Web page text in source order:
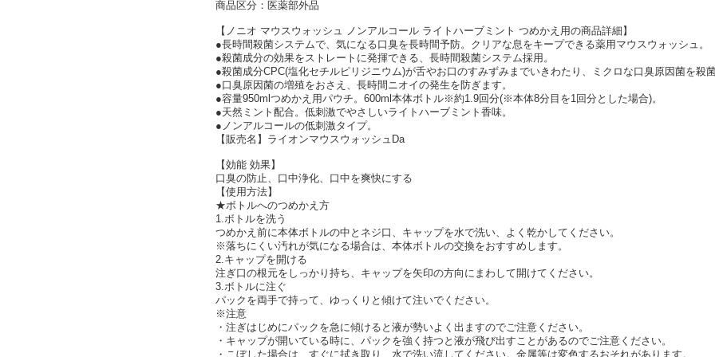
商品区分：医薬部外品
【ノニオ マウスウォッシュ ノンアルコール ライトハーブミント つめかえ用の商品詳細】
●長時間殺菌システムで、気になる口臭を長時間予防。クリアな息をキープできる薬用マウスウォッシュ。
●殺菌成分の効果をストレートに発揮できる、長時間殺菌システム採用。
●殺菌成分CPC(塩化セチルピリジニウム)が舌やお口のすみずみまでいきわたり、ミクロな口臭原因菌を殺菌
●口臭原因菌の増殖をおさえ、長時間ニオイの発生を防ぎます。
●容量950mlつめかえ用パウチ。600ml本体ボトル※約1.9回分(※本体8分目を1回分とした場合)。
●天然ミント配合。低刺激でやさしいライトハーブミント香味。
●ノンアルコールの低刺激タイプ。
【販売名】ライオンマウスウォッシュDa
【効能 効果】
口臭の防止、口中浄化、口中を爽快にする
【使用方法】
★ボトルへのつめかえ方
1.ボトルを洗う
つめかえ前に本体ボトルの中とネジ口、キャップを水で洗い、よく乾かしてください。
※落ちにくい汚れが気になる場合は、本体ボトルの交換をおすすめします。
2.キャップを開ける
注ぎ口の根元をしっかり持ち、キャップを矢印の方向にまわして開けてください。
3.ボトルに注ぐ
パックを両手で持って、ゆっくりと傾けて注いでください。
※注意
・注ぎはじめにパックを急に傾けると液が勢いよく出ますのでご注意ください。
・キャップが開いている時に、パックを強く持つと液が飛び出すことがあるのでご注意ください。
・こぼした場合は、すぐに拭き取り、水で洗い流してください。金属等は変色するおそれがあります。